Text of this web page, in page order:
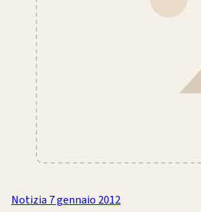
Notizia 7 gennaio 2012